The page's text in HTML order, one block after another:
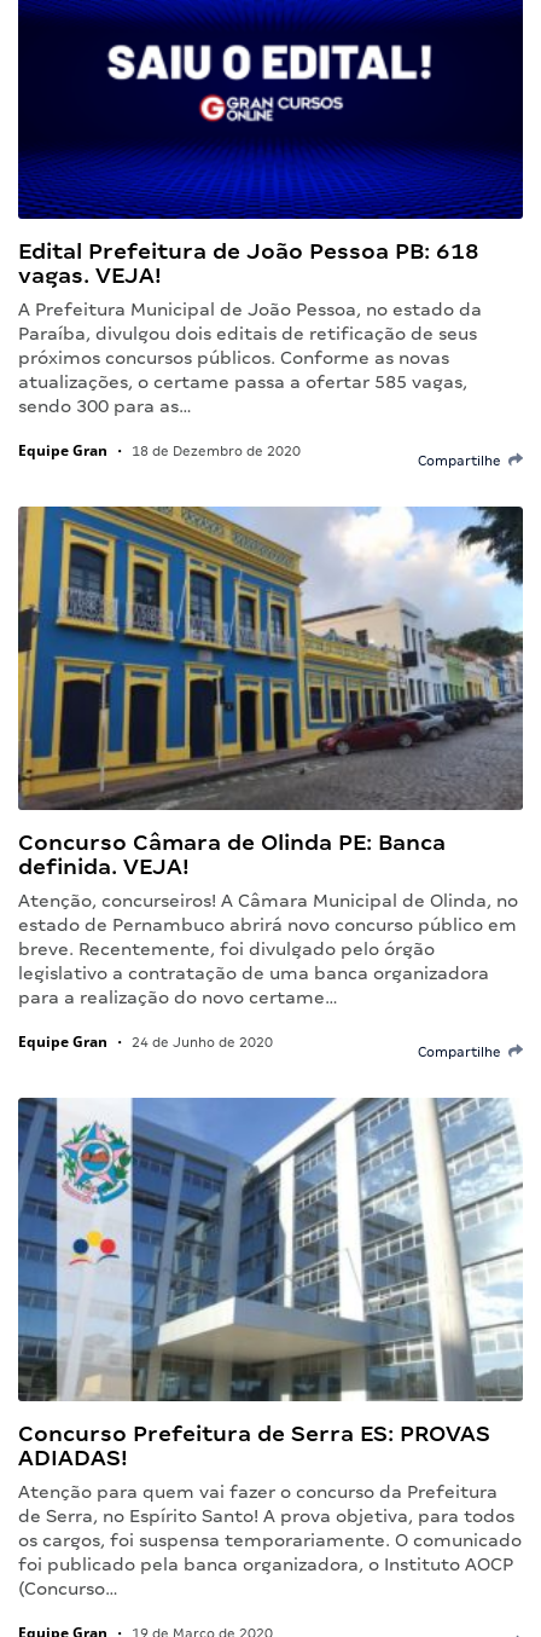
Edital Prefeitura de João Pessoa PB: 618
vagas. VEJA!
A Prefeitura Municipal de João Pessoa, no estado da
Paraíba, divulgou dois editais de retificação de seus
próximos concursos públicos. Conforme as novas
atualizações, o certame passa a ofertar 585 vagas,
sendo 300 para as…
Equipe Gran • 18 de Dezembro de 2020
Compartilhe
Concurso Câmara de Olinda PE: Banca
definida. VEJA!
Atenção, concurseiros! A Câmara Municipal de Olinda, no
estado de Pernambuco abrirá novo concurso público em
breve. Recentemente, foi divulgado pelo órgão
legislativo a contratação de uma banca organizadora
para a realização do novo certame…
Equipe Gran • 24 de Junho de 2020
Compartilhe
Concurso Prefeitura de Serra ES: PROVAS
ADIADAS!
Atenção para quem vai fazer o concurso da Prefeitura
de Serra, no Espírito Santo! A prova objetiva, para todos
os cargos, foi suspensa temporariamente. O comunicado
foi publicado pela banca organizadora, o Instituto AOCP
(Concurso…
Equipe Gran • 19 de Março de 2020